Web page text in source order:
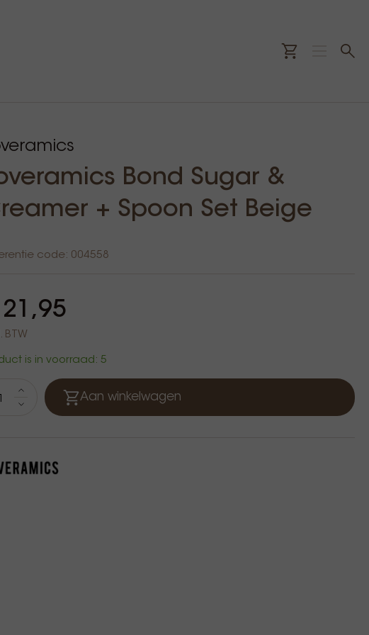
Bond Sugar &
+ Spoon Set Beige
code: 004558
BTW
is in voorraad: 5
Aan winkelwagen